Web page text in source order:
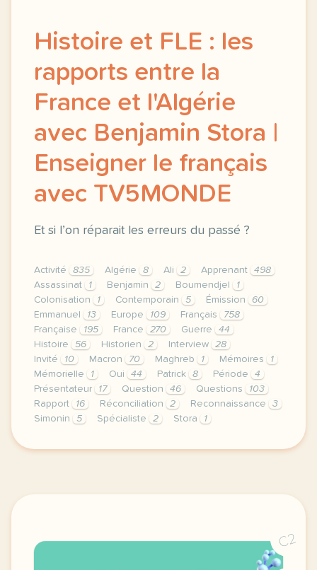
Histoire et FLE : les
rapports entre la
France et l'Algérie
avec Benjamin Stora |
Enseigner le français
avec TV5MONDE
Et si l’on réparait les erreurs du passé ?
Activité 835 Algérie 8 Ali 2 Apprenant
498
Assassinat
1 Benjamin 2 Boumendjel
1
Colonisation
1 Contemporain 5 Émission
60
Emmanuel
13 Europe 109 Français
758
Française
195 France 270 Guerre
44
Histoire
56 Historien 2 Interview
28
Invité
10 Macron 70 Maghreb 1 Mémoires
1
Mémorielle
1 Oui 44 Patrick 8 Période
4
Présentateur
17 Question 46 Questions
103
Rapport
16 Réconciliation 2 Reconnaissance
3
Simonin
5 Spécialiste 2 Stora 1
le respect de votre vie privee est une priorite
C2